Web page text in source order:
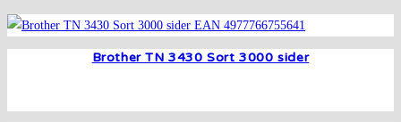
Brother TN 3430 Sort 3000 sider